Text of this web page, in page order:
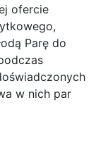
ofercie
Parę do
w nich par